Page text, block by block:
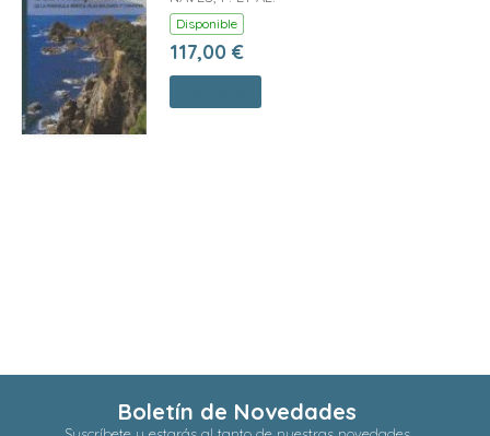
Disponible
117,00 €
Boletín de Novedades